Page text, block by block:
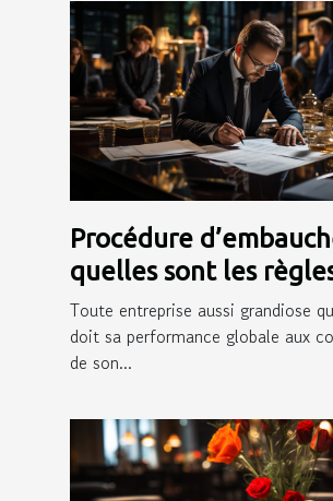
Procédure
quelles sont les
juridiques qui
Toute entreprise aussi grandiose
doit sa performance globale aux
de son...